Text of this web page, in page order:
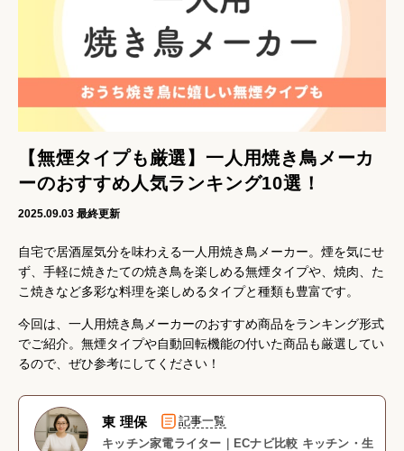
【無煙タイプも厳選】一人用焼き鳥メーカ
ーのおすすめ人気ランキング10選！
2025.09.03 最終更新
自宅で居酒屋気分を味わえる一人用焼き鳥メーカー。煙を気にせ
ず、手軽に焼きたての焼き鳥を楽しめる無煙タイプや、焼肉、た
こ焼きなど多彩な料理を楽しめるタイプと種類も豊富です。
今回は、一人用焼き鳥メーカーのおすすめ商品をランキング形式
でご紹介。無煙タイプや自動回転機能の付いた商品も厳選してい
るので、ぜひ参考にしてください！
東 理保
記事一覧
キッチン家電ライター｜ECナビ比較 キッチン・生